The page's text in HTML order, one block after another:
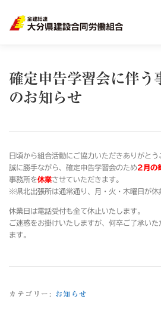
確定申告学習会に伴う
のお知らせ
日頃から組合活動にご協力いただきありがとう
誠に勝手ながら、確定申告学習会のため2月の
事務所を休業させていただきます。
※県北出張所は通常通り、月・火・木曜日が休
休業日は電話受付も全て休止いたします。
ご迷惑をお掛けいたしますが、何卒ご了承い
ます。
カテゴリー: お知らせ